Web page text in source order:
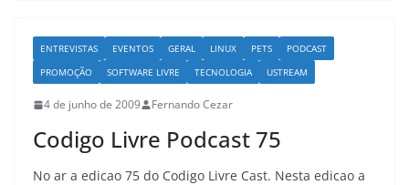
ENTREVISTAS EVENTOS GERAL LINUX PETS
PODCAST
PROMOÇÃO
SOFTWARE LIVRE TECNOLOGIA USTREAM
4 de junho de 2009 Fernando Cezar
Codigo Livre Podcast 75
No ar a edicao 75 do Codigo Livre Cast. Nesta edicao a